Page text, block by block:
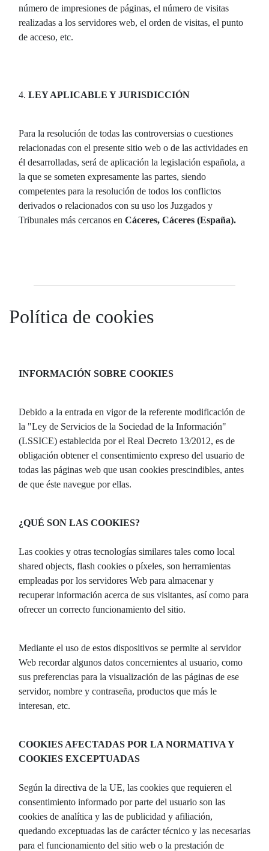
número de impresiones de páginas, el número de visitas
realizadas a los servidores web, el orden de visitas, el punto
de acceso, etc.
4. LEY APLICABLE Y JURISDICCIÓN
Para la resolución de todas las controversias o cuestiones
relacionadas con el presente sitio web o de las actividades en
él desarrolladas, será de aplicación la legislación española, a
la que se someten expresamente las partes, siendo
competentes para la resolución de todos los conflictos
derivados o relacionados con su uso los Juzgados y
Tribunales más cercanos en Cáceres, Cáceres (España).
Política de cookies
INFORMACIÓN SOBRE COOKIES
Debido a la entrada en vigor de la referente modificación de
la "Ley de Servicios de la Sociedad de la Información"
(LSSICE) establecida por el Real Decreto 13/2012, es de
obligación obtener el consentimiento expreso del usuario de
todas las páginas web que usan cookies prescindibles, antes
de que éste navegue por ellas.
¿QUÉ SON LAS COOKIES?
Las cookies y otras tecnologías similares tales como local
shared objects, flash cookies o píxeles, son herramientas
empleadas por los servidores Web para almacenar y
recuperar información acerca de sus visitantes, así como para
ofrecer un correcto funcionamiento del sitio.
Mediante el uso de estos dispositivos se permite al servidor
Web recordar algunos datos concernientes al usuario, como
sus preferencias para la visualización de las páginas de ese
servidor, nombre y contraseña, productos que más le
interesan, etc.
COOKIES AFECTADAS POR LA NORMATIVA Y
COOKIES EXCEPTUADAS
Según la directiva de la UE, las cookies que requieren el
consentimiento informado por parte del usuario son las
cookies de analítica y las de publicidad y afiliación,
quedando exceptuadas las de carácter técnico y las necesarias
para el funcionamiento del sitio web o la prestación de